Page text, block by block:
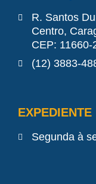
R. Santos
Centro,
CEP: 11660-
(12) 3883-
EXPEDIENTE
Segunda à